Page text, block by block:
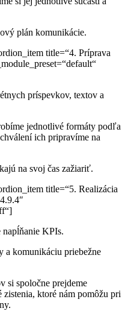
plán komunikácie.
title=“4. Príprava
príspevkov, textov a
jednotlivé formáty podľa
ich pripravíme na
na svoj čas zažiariť.
title=“5. Realizácia
napĺňanie KPIs.
a komunikáciu priebežne
si spoločne prejdeme
zistenia, ktoré nám pomôžu pri